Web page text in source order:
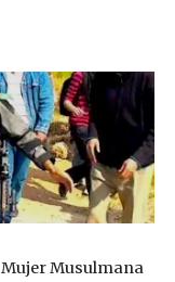
Musulmana